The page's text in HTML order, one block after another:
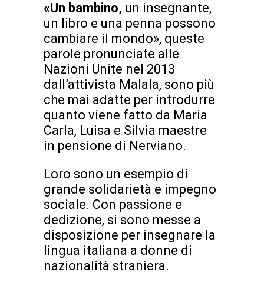
«Un bambino, un insegnante,
un libro e una penna possono
cambiare il mondo», queste
parole pronunciate alle
Nazioni Unite nel 2013
dall’attivista Malala, sono più
che mai adatte per introdurre
quanto viene fatto da Maria
Carla, Luisa e Silvia maestre
in pensione di Nerviano.
Loro sono un esempio di
grande solidarietà e impegno
sociale. Con passione e
dedizione, si sono messe a
disposizione per insegnare la
lingua italiana a donne di
nazionalità straniera.